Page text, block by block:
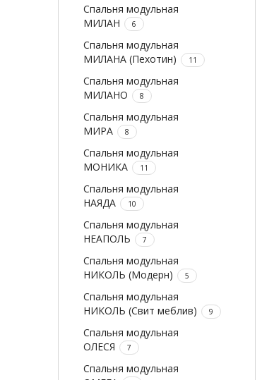
Спальня модульная
МИЛАН
6
Спальня модульная
МИЛАНА (Пехотин)
11
Спальня модульная
МИЛАНО
8
Спальня модульная
МИРА
8
Спальня модульная
МОНИКА
11
Спальня модульная
НАЯДА
10
Спальня модульная
НЕАПОЛЬ
7
Спальня модульная
НИКОЛЬ (Модерн)
5
Спальня модульная
НИКОЛЬ (Свит меблив)
9
Спальня модульная
ОЛЕСЯ
7
Спальня модульная